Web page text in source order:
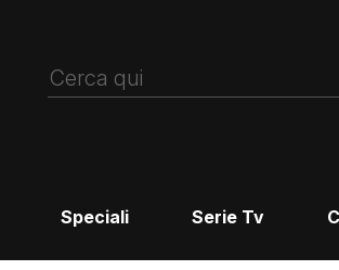
Speciali Serie Tv